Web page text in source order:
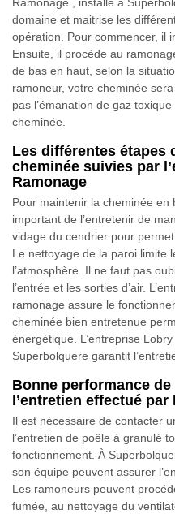
Ramonage , installé à
domaine et maitrise les
opération. Pour commencer, il
Ensuite, il procède au
de bas en haut, selon la
ramoneur, votre cheminée
pas l’émanation de gaz
cheminée.
Les différentes étapes
cheminée suivies par
Ramonage
Pour maintenir la cheminée
important de l’entretenir de
vidage du cendrier pour
Le nettoyage de la paroi limite
l’atmosphère. Il ne faut pas
l’entrée et les sorties d’air.
ramonage assure le
cheminée bien entretenue
énergétique. L’entreprise
Superbolquere garantit
Bonne performance
l’entretien effectué
Il est nécessaire de contacter
l’entretien de poêle à granulé
fonctionnement. À
son équipe peuvent assurer
Les ramoneurs peuvent
fumée, au nettoyage du